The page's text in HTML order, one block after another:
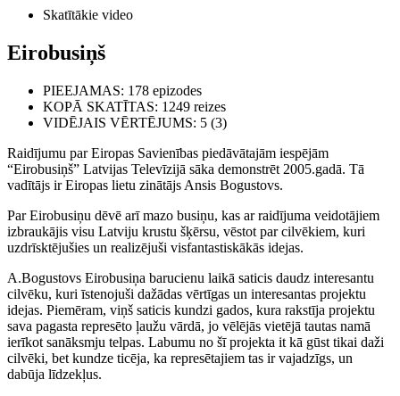
Skatītākie video
Eirobusiņš
PIEEJAMAS: 178 epizodes
KOPĀ SKATĪTAS: 1249 reizes
VIDĒJAIS VĒRTĒJUMS: 5 (3)
Raidījumu par Eiropas Savienības piedāvātajām iespējām
“Eirobusiņš” Latvijas Televīzijā sāka demonstrēt 2005.gadā. Tā
vadītājs ir Eiropas lietu zinātājs Ansis Bogustovs.
Par Eirobusiņu dēvē arī mazo busiņu, kas ar raidījuma veidotājiem
izbraukājis visu Latviju krustu šķērsu, vēstot par cilvēkiem, kuri
uzdrīsktējušies un realizējuši visfantastiskākās idejas.
A.Bogustovs Eirobusiņa barucienu laikā saticis daudz interesantu
cilvēku, kuri īstenojuši dažādas vērtīgas un interesantas projektu
idejas. Piemēram, viņš saticis kundzi gados, kura rakstīja projektu
sava pagasta represēto ļaužu vārdā, jo vēlējās vietējā tautas namā
ierīkot sanāksmju telpas. Labumu no šī projekta it kā gūst tikai daži
cilvēki, bet kundze ticēja, ka represētajiem tas ir vajadzīgs, un
dabūja līdzekļus.